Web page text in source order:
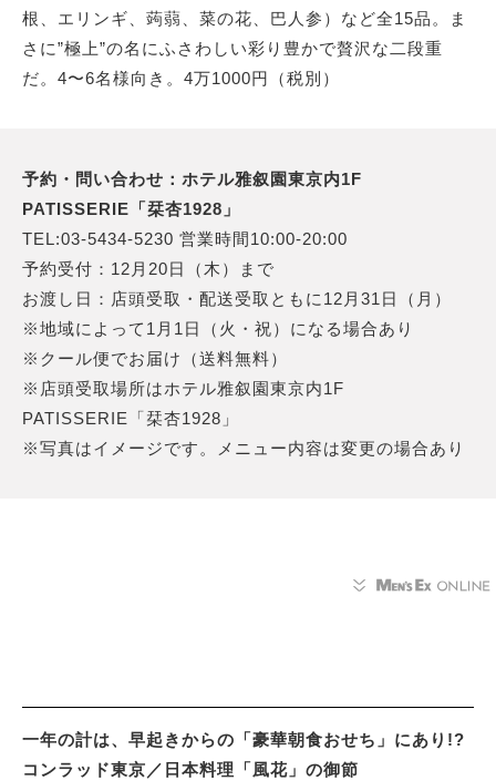
根、エリンギ、蒟蒻、菜の花、巴人参）など全15品。ま
さに”極上”の名にふさわしい彩り豊かで贅沢な二段重
だ。4〜6名様向き。4万1000円（税別）
予約・問い合わせ：ホテル雅叙園東京内1F
PATISSERIE「栞杏1928」
TEL:03-5434-5230 営業時間10:00-20:00
予約受付：12月20日（木）まで
お渡し日：店頭受取・配送受取ともに12月31日（月）
※地域によって1月1日（火・祝）になる場合あり
※クール便でお届け（送料無料）
※店頭受取場所はホテル雅叙園東京内1F
PATISSERIE「栞杏1928」
※写真はイメージです。メニュー内容は変更の場合あり
一年の計は、早起きからの「豪華朝食おせち」にあり!?
コンラッド東京／日本料理「風花」の御節